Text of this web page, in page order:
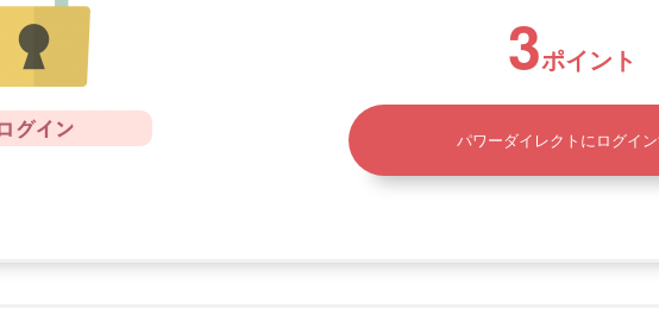
3ポイント
パワーダイレクトにログイ